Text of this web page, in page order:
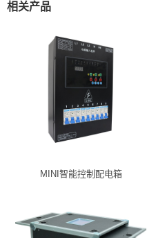
相关产品
MINI智能控制配电箱